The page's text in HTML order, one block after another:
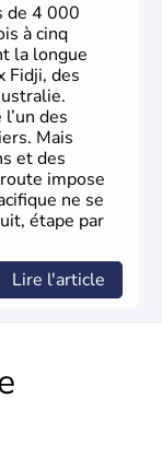
de 4 000
à cinq
la longue
Fidji, des
des
Mais
et des
impose
ne se
étape par
Lire l'article